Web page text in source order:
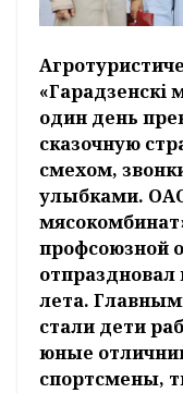
«Гарадзенскі
один день
сказочную
смехом,
улыбками.
профсоюзной
лета.
стали дети
юные
спортсмены,